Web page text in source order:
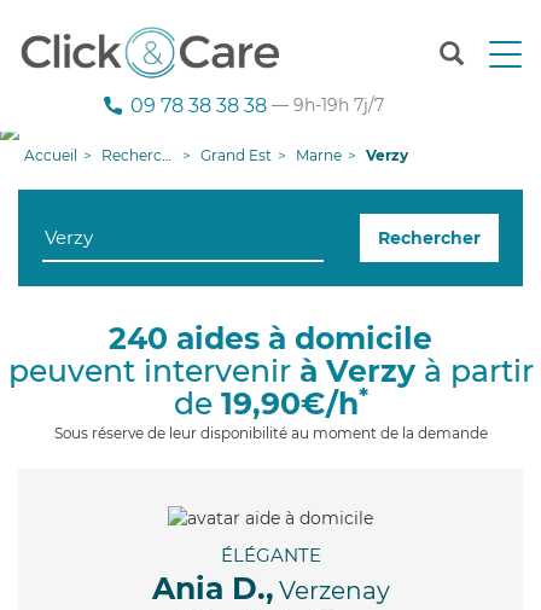
T
n
g
i
09 78 38 38 38 — 9h-19h 7j/7
Accueil Recherche aide à domicile Grand Est Marne Verzy
Rechercher
240 aides à domicile
peuvent intervenir à Verzyà partir
de 19,90€/h*
Sous réserve de leur disponibilité au moment de la demande
ÉLÉGANTE
Ania D., Verzenay